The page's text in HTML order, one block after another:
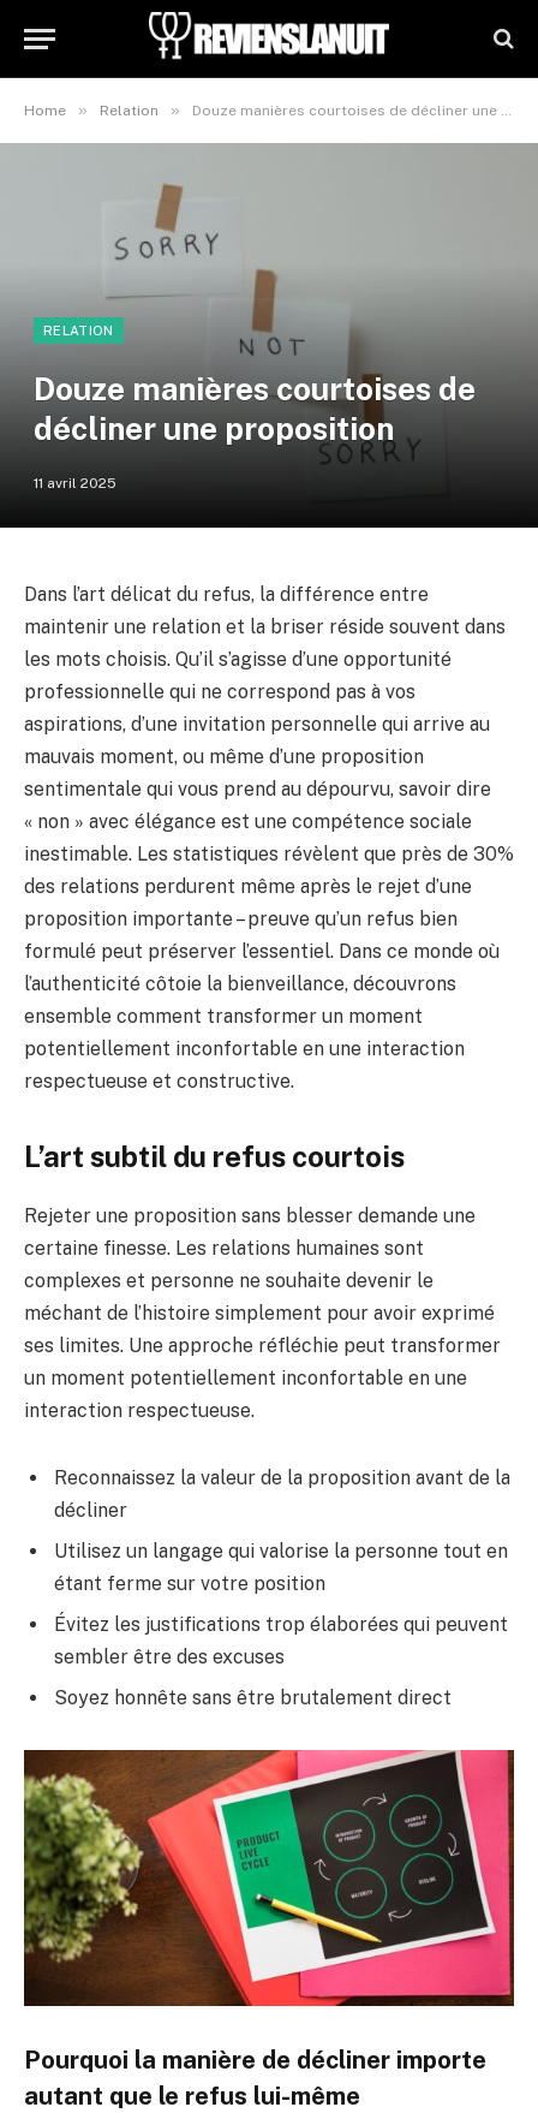
Home » Relation » Douze manières courtoises de décliner une proposition
RELATION
Douze manières courtoises de
décliner une proposition
11 avril 2025
Dans l’art délicat du refus, la différence entre
maintenir une relation et la briser réside souvent dans
les mots choisis. Qu’il s’agisse d’une opportunité
professionnelle qui ne correspond pas à vos
aspirations, d’une invitation personnelle qui arrive au
mauvais moment, ou même d’une proposition
sentimentale qui vous prend au dépourvu, savoir dire
« non » avec élégance est une compétence sociale
inestimable. Les statistiques révèlent que près de 30%
des relations perdurent même après le rejet d’une
proposition importante – preuve qu’un refus bien
formulé peut préserver l’essentiel. Dans ce monde où
l’authenticité côtoie la bienveillance, découvrons
ensemble comment transformer un moment
potentiellement inconfortable en une interaction
respectueuse et constructive.
L’art subtil du refus courtois
Rejeter une proposition sans blesser demande une
certaine finesse. Les relations humaines sont
complexes et personne ne souhaite devenir le
méchant de l’histoire simplement pour avoir exprimé
ses limites. Une approche réfléchie peut transformer
un moment potentiellement inconfortable en une
interaction respectueuse.
Reconnaissez la valeur de la proposition avant de la
décliner
Utilisez un langage qui valorise la personne tout en
étant ferme sur votre position
Évitez les justifications trop élaborées qui peuvent
sembler être des excuses
Soyez honnête sans être brutalement direct
Pourquoi la manière de décliner importe
autant que le refus lui-même